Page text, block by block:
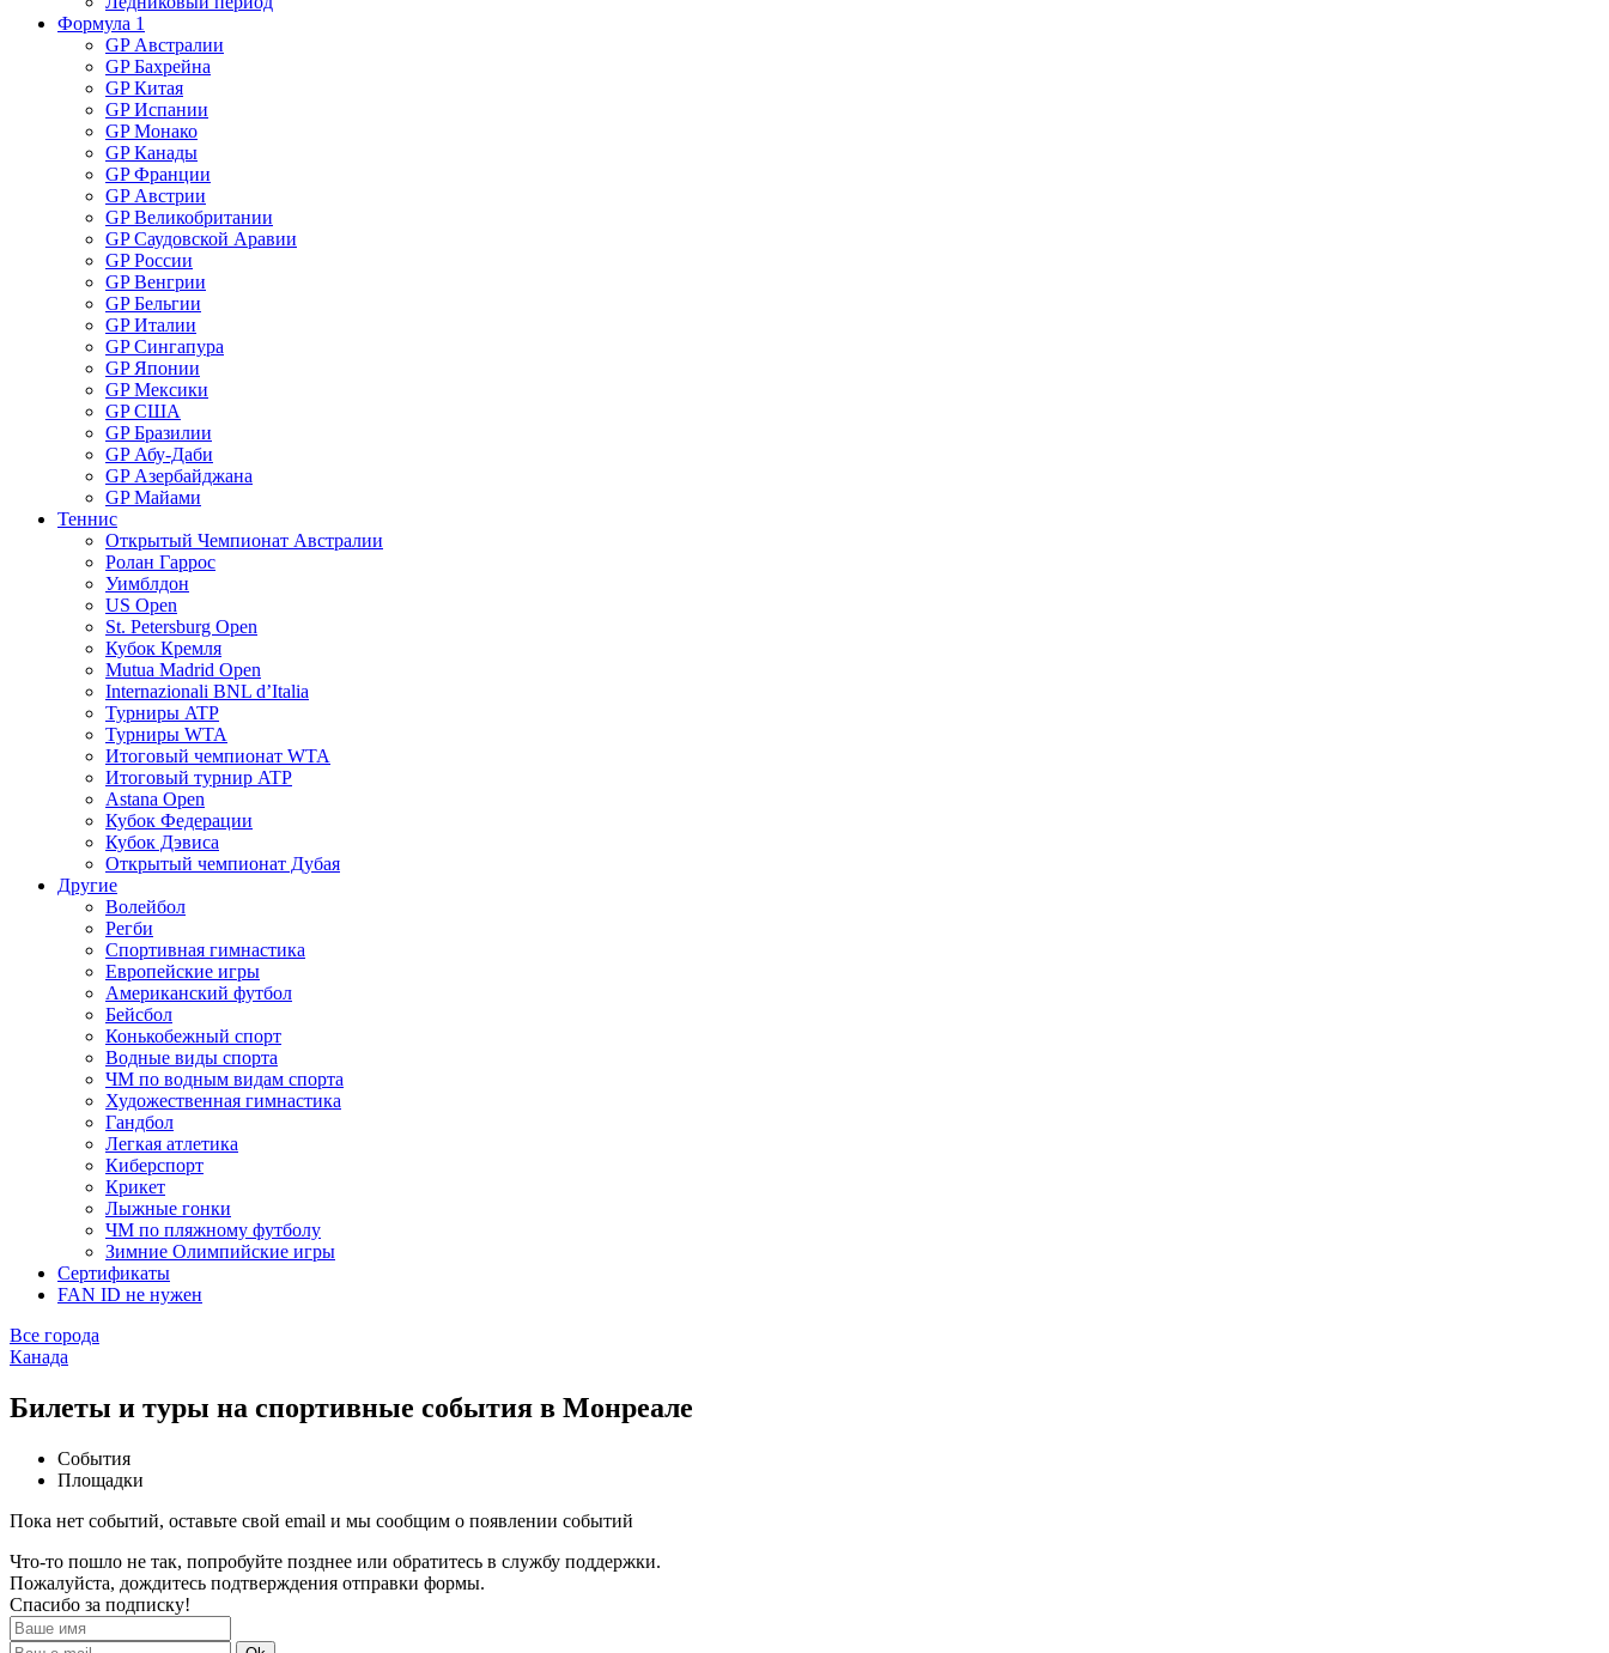
Формула 1
GP Австралии
GP Бахрейна
GP Китая
GP Испании
GP Монако
GP Канады
GP Франции
GP Австрии
GP Великобритании
GP Саудовской Аравии
GP России
GP Венгрии
GP Бельгии
GP Италии
GP Сингапура
GP Японии
GP Мексики
GP США
GP Бразилии
GP Абу-Даби
GP Азербайджана
GP Майами
Теннис
Открытый Чемпионат Австралии
Ролан Гаррос
Уимблдон
US Open
St. Petersburg Open
Кубок Кремля
Mutua Madrid Open
Internazionali BNL d’Italia
Турниры ATP
Турниры WTA
Итоговый чемпионат WTA
Итоговый турнир ATP
Astana Open
Кубок Федерации
Кубок Дэвиса
Открытый чемпионат Дубая
Другие
Волейбол
Регби
Спортивная гимнастика
Европейские игры
Американский футбол
Бейсбол
Конькобежный спорт
Водные виды спорта
ЧМ по водным видам спорта
Художественная гимнастика
Гандбол
Легкая атлетика
Киберспорт
Крикет
Лыжные гонки
ЧМ по пляжному футболу
Зимние Олимпийские игры
Сертификаты
FAN ID не нужен
Все города
Канада
Билеты и туры на спортивные события в Монреале
События
Площадки
Пока нет событий, оставьте свой email и мы сообщим о появлении событий
Что-то пошло не так, попробуйте позднее или обратитесь в службу поддержки.
Пожалуйста, дождитесь подтверждения отправки формы.
Спасибо за подписку!